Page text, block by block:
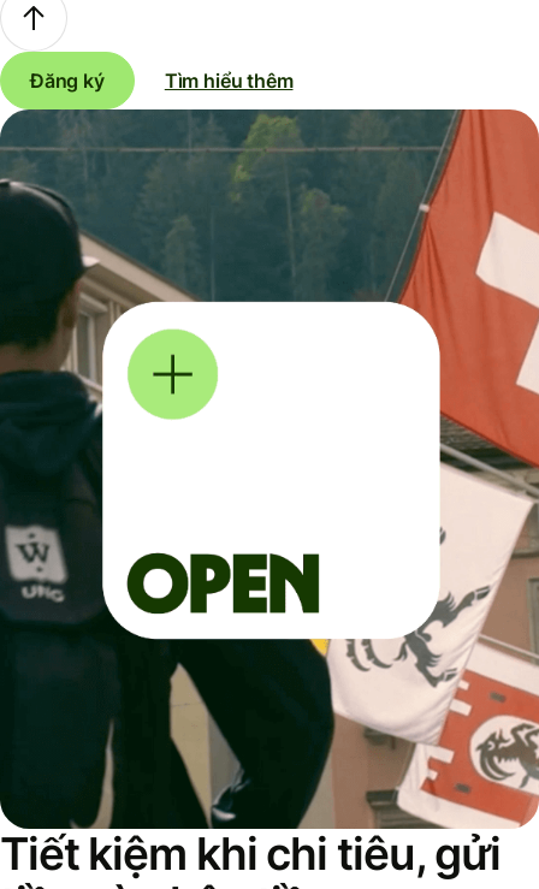
Đăng ký Tìm hiểu thêm
Tiết kiệm khi chi tiêu, gửi